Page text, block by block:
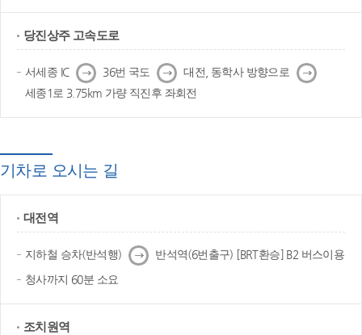
당진상주 고속도로
서세종 IC 다
음
36번 국도 다
음
대전, 동학사 방향으로 다
음
세종1로 3.75km 가량 직진후 좌회전
기차로 오시는 길
대전역
지하철 승차(반석행) 다
음
반석역(6번출구) [BRT환승] B2 버스이용
청사까지 60분 소요
조치원역